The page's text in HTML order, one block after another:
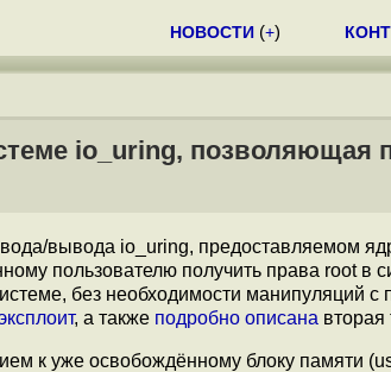
НОВОСТИ (+)
io_uring, позволяющая
вывода io_uring, предоставляемом
пользователю получить права root в
без необходимости манипуляций
, а также подробно описана вторая
к уже освобождённому блоку памяти